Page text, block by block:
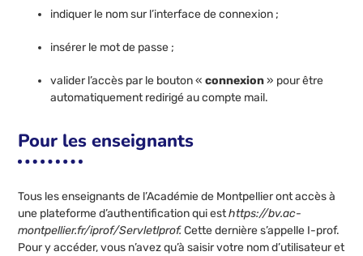
indiquer le nom sur l’interface de connexion ;
insérer le mot de passe ;
valider l’accès par le bouton «connexion» pour être
automatiquement redirigé au compte mail.
Pour les enseignants
Tous les enseignants de l’Académie de Montpellier ont accès à
une plateforme d’authentification qui esthttps://bv.ac-
montpellier.fr/iprof/Servletlprof.Cette dernière s’appelle I-prof.
Pour y accéder, vous n’avez qu’à saisir votre nom d’utilisateur et